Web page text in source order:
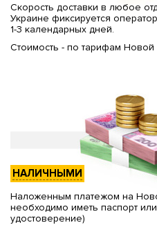
Скорость доставки в любое
Украине фиксируется
1-3 календарных дней.
Стоимость - по тарифам Новой
НАЛИЧНЫМИ
Наложенным платежом на
необходимо иметь паспорт
удостоверение)